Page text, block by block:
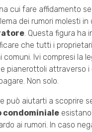
cui fare affidamento
dei rumori molesti in
. Questa figura ha
che tutti i
comuni. Ivi compresi la
pianerottoli attraverso i
Non solo.
può aiutarti a scoprire
condominiale
ai rumori. In caso